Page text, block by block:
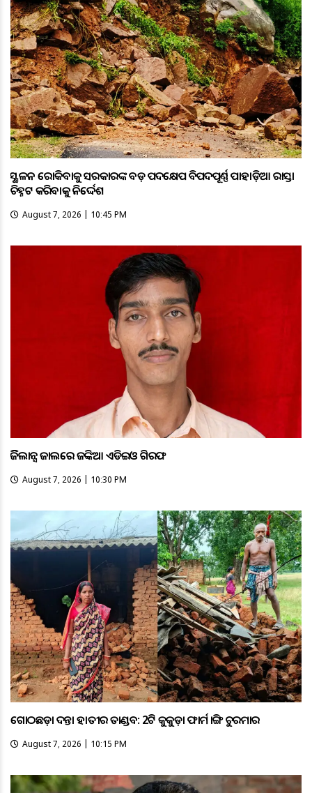
ଭୂସ୍ଖଳନ ରୋକିବାକୁ ସରକାରଙ୍କ ବଡ଼ ପଦକ୍ଷେପ ବିପଦପୂର୍ଣ୍ଣ ପାହାଡ଼ିଆ ରାସ୍ତା
ଚିହ୍ନଟ କରିବାକୁ ନିର୍ଦ୍ଦେଶ
August 7, 2026 | 10:45 PM
ଭିଜିଲାନ୍ସ ଜାଲରେ ଜଙ୍କିଆ ଏଡିଇଓ ଗିରଫ
August 7, 2026 | 10:30 PM
ଗୋଠଛଡ଼ା ଦନ୍ତା ହାତୀର ତାଣ୍ଡବ: 2ଟି କୁକୁଡ଼ା ଫାର୍ମ ଭାଙ୍ଗି ଚୁରମାର
August 7, 2026 | 10:15 PM